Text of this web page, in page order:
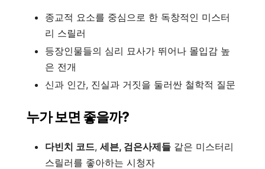
종교적 요소를 중심으로 한 독창적인 미스터
리 스릴러
등장인물들의 심리 묘사가 뛰어나 몰입감 높
은 전개
신과 인간, 진실과 거짓을 둘러싼 철학적 질문
누가 보면 좋을까?
다빈치 코드, 세븐, 검은사제들 같은 미스터리
스릴러를 좋아하는 시청자